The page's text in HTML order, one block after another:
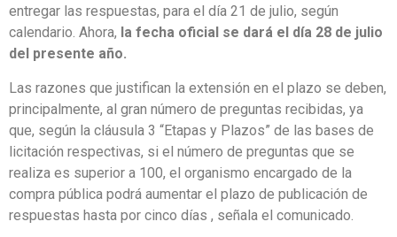
entregar las respuestas, para el día 21 de julio, según
calendario. Ahora, la fecha oficial se dará el día 28 de julio
del presente año.
Las razones que justifican la extensión en el plazo se deben,
principalmente, al gran número de preguntas recibidas, ya
que, según la cláusula 3 “Etapas y Plazos” de las bases de
licitación respectivas, si el número de preguntas que se
realiza es superior a 100, el organismo encargado de la
compra pública podrá aumentar el plazo de publicación de
respuestas hasta por cinco días , señala el comunicado.